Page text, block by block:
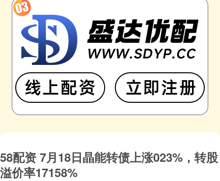
58配资 7月18日晶能转债上涨023%，转股
溢价率17158%